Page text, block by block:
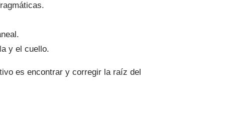
y el cuello.
es encontrar y corregir la raíz del